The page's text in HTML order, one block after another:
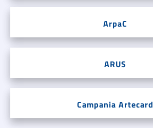
ArpaC
ARUS
Campania Artecard